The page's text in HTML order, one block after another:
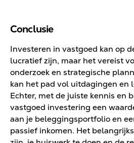
Conclusie
Investeren in vastgoed kan op
lucratief zijn, maar het vereist
onderzoek en strategische
kan het pad vol uitdagingen en
Echter, met de juiste kennis en
vastgoed investering een
aan je beleggingsportfolio en
passief inkomen. Het